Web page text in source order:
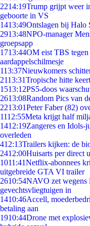
2214:19Trump grijpt weer
geboorte in VS
1413:49Ontslagen bij Halo
2913:48NPO-manager
groepsapp
1713:44OM eist TBS tegen
aardappelschilmesje
113:37Nieuwkomers
2113:31Tropische hitte
1513:12PS5-doos
2613:08Random Pics van
2213:01Peter Faber (82)
1112:55Meta krijgt half
1412:19Zangeres en Idols-
overleden
412:13Trailers kijken: de
2412:00Huisarts per direct
1011:41Netflix-abonnees
uitgebreide GTA VI trailer
2610:54NAVO zet wegens
gevechtsvliegtuigen in
1410:46Accell,
betaling aan
1910:44Drone met